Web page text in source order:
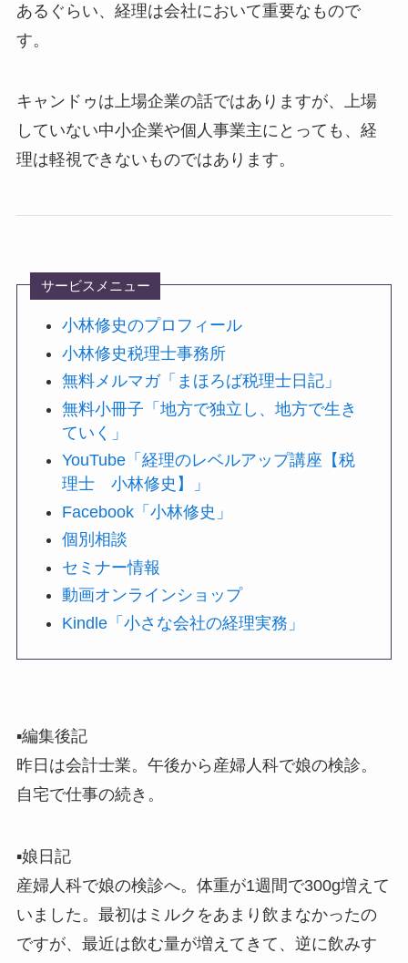
あるぐらい、経理は会社において重要なもので
す。
キャンドゥは上場企業の話ではありますが、上場
していない中小企業や個人事業主にとっても、経
理は軽視できないものではあります。
サービスメニュー
小林修史のプロフィール
小林修史税理士事務所
無料メルマガ「まほろば税理士日記」
無料小冊子「地方で独立し、地方で生き
ていく」
YouTube「経理のレベルアップ講座【税
理士 小林修史】」
Facebook「小林修史」
個別相談
セミナー情報
動画オンラインショップ
Kindle「小さな会社の経理実務」
▪️編集後記
昨日は会計士業。午後から産婦人科で娘の検診。
自宅で仕事の続き。
▪️娘日記
産婦人科で娘の検診へ。体重が1週間で300g増えて
いました。最初はミルクをあまり飲まなかったの
ですが、最近は飲む量が増えてきて、逆に飲みす